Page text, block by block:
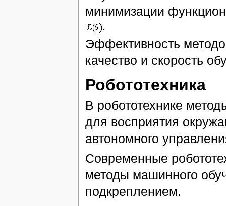
минимизации
Эффективность
качество и скорость
Робототехника
В робототехнике
для восприятия
автономного
Современные
методы машинного
подкреплением.